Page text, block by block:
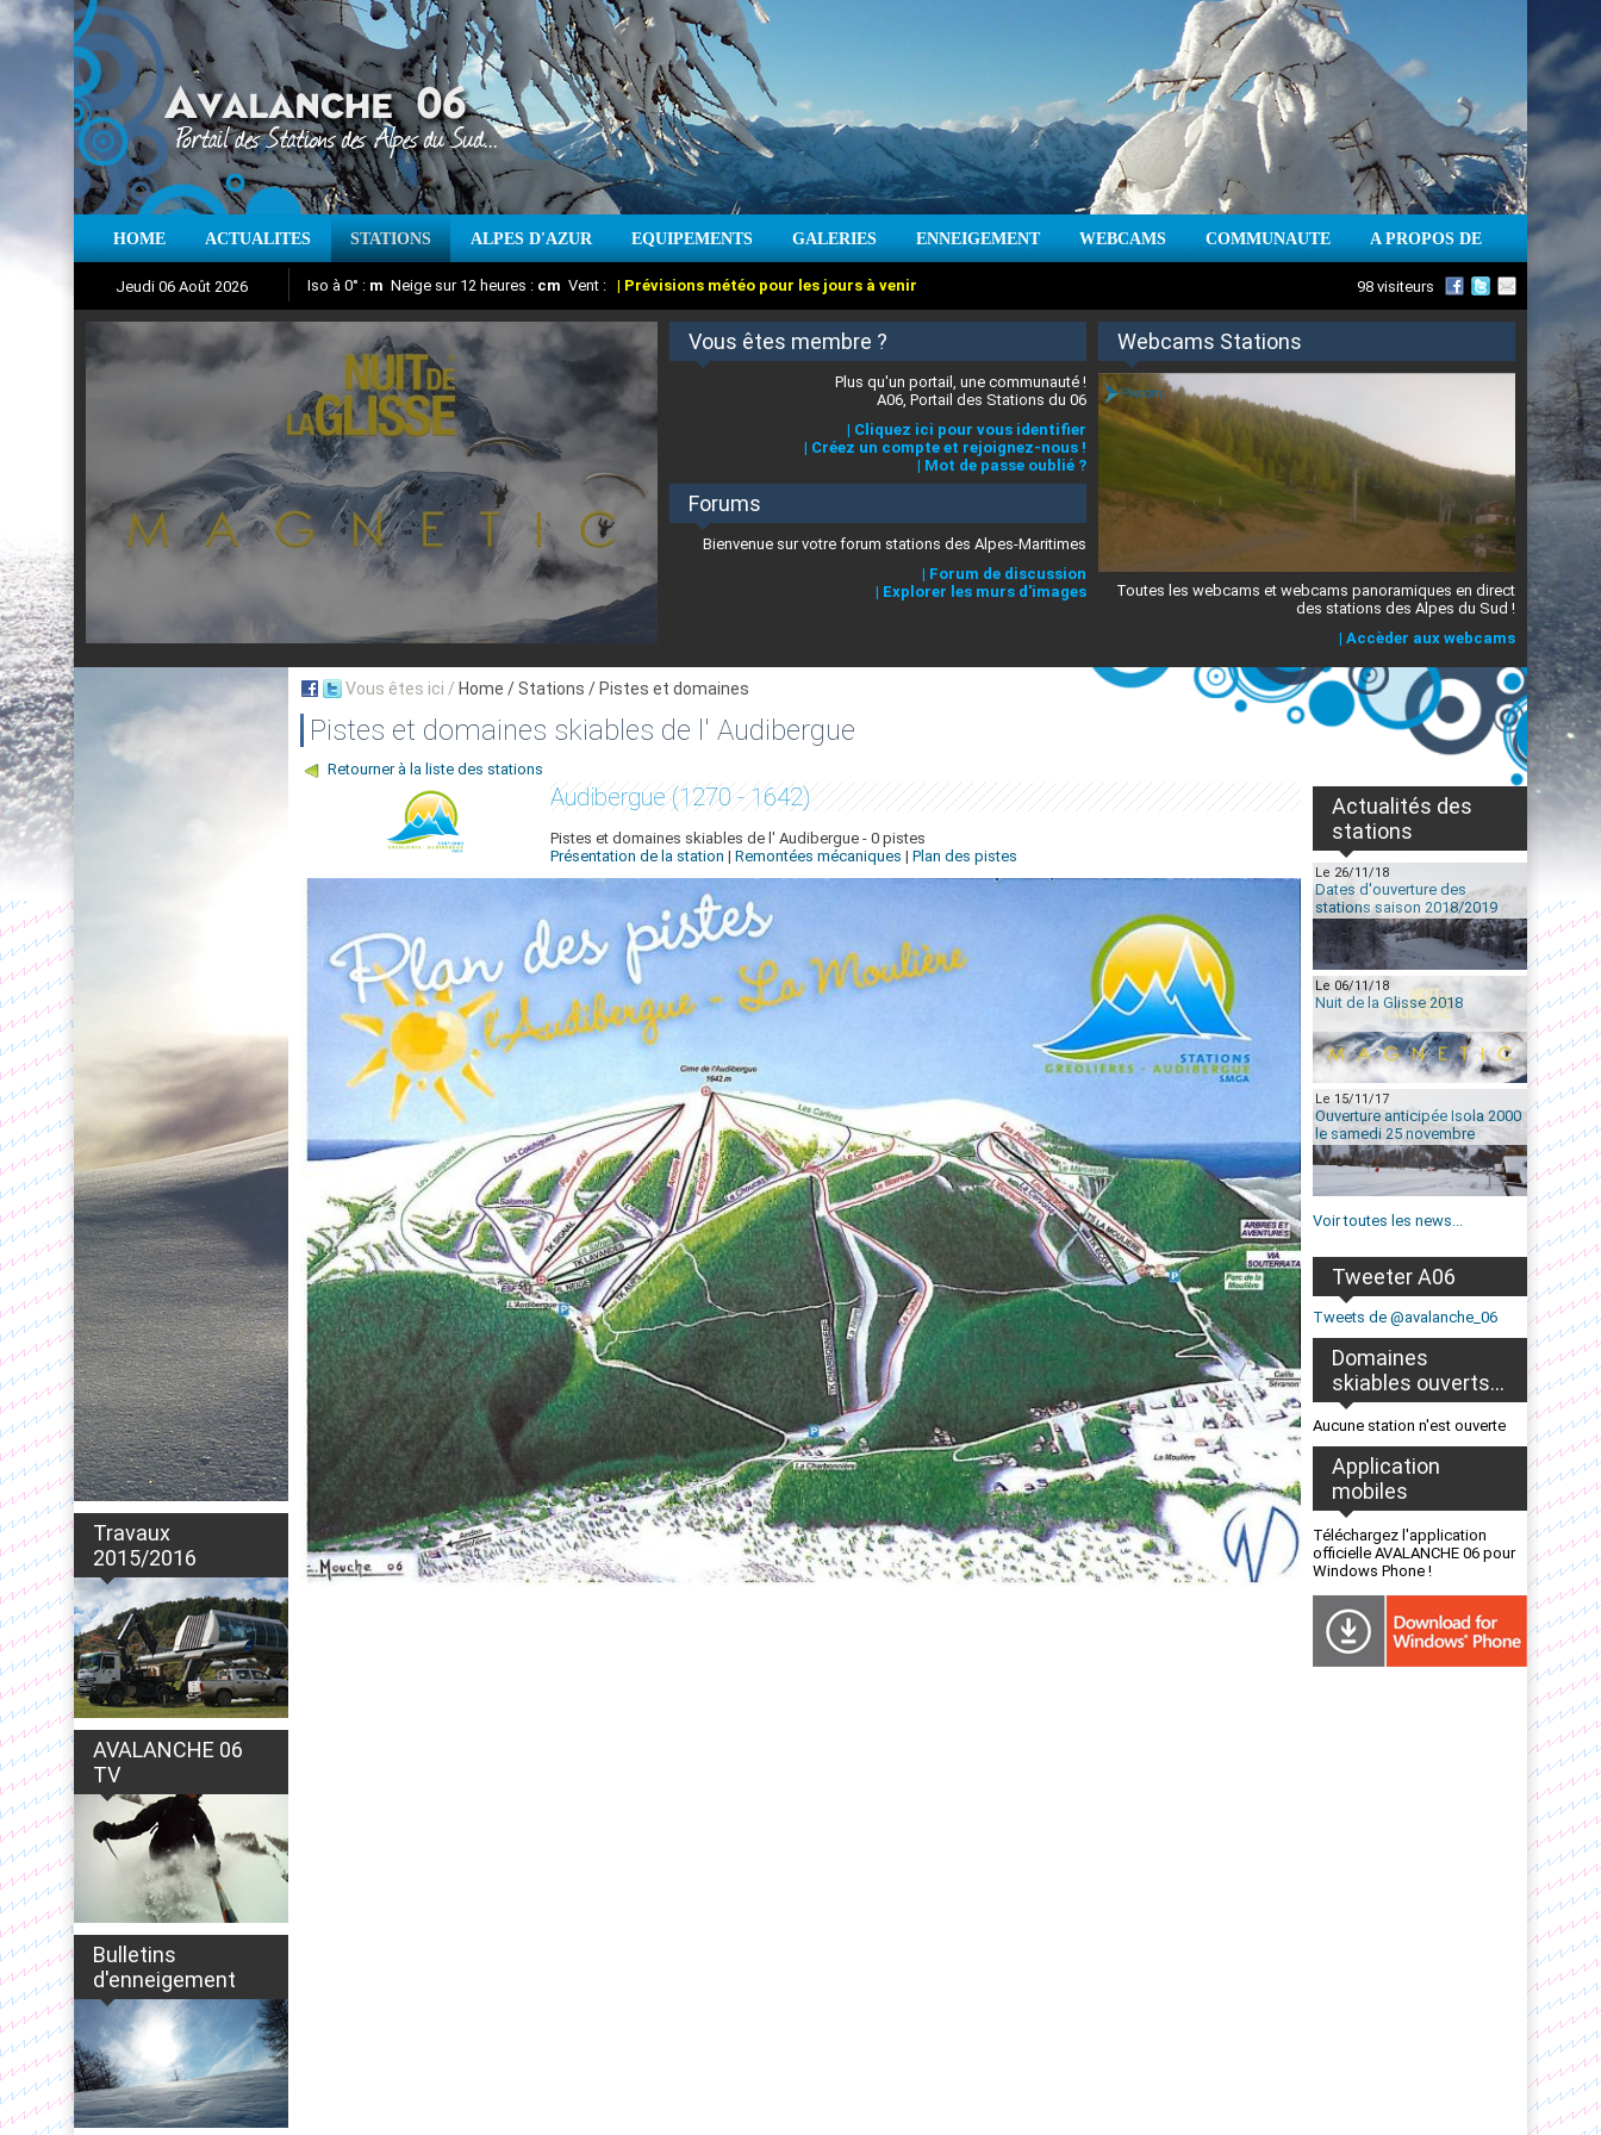
HOME ACTUALITES STATIONS ALPES D'AZUR EQUIPEMENTS GALERIES ENNEIGEMENT WEBCAMS COMMUNAUTE A PROPOS DE
Jeudi 06 Août 2026
Aujourd'hui : T° Min : T° Max : °C Prévisions météo pour les jours à venir
Iso à 0° : m Neige sur 12 heures : cm Vent : | Prévisions météo pour les jours à venir
Suivez en direct l'actualité des stations des Alpes-Maritimes
98 visiteurs
Nuit de la Glisse 2018 Vous êtes membre ?
Plus qu'un portail, une communauté !
A06, Portail des Stations du 06
| Cliquez ici pour vous identifier
| Créez un compte et rejoignez-nous !
| Mot de passe oublié ?
Forums
Bienvenue sur votre forum stations des Alpes-Maritimes
| Forum de discussion
| Explorer les murs d'images
Webcams Stations
Toutes les webcams et webcams panoramiques en direct
des stations des Alpes du Sud !
| Accèder aux webcams
Travaux
2015/2016
AVALANCHE 06
TV
Bulletins
d'enneigement
Vous êtes ici / Home / Stations / Pistes et domaines
Pistes et domaines skiables de l' Audibergue
Retourner à la liste des stations
Audibergue (1270 - 1642)
Pistes et domaines skiables de l' Audibergue - 0 pistes
Présentation de la station | Remontées mécaniques | Plan des pistes
Actualités des
stations
Le 26/11/18
Dates d'ouverture des
stations saison 2018/2019
Le 06/11/18
Nuit de la Glisse 2018
Le 15/11/17
Ouverture anticipée Isola 2000
le samedi 25 novembre
Voir toutes les news...
Tweeter A06
Tweets de @avalanche_06
Domaines
skiables ouverts...
Aucune station n'est ouverte
Application
mobiles
Téléchargez l'application
officielle AVALANCHE 06 pour
Windows Phone !